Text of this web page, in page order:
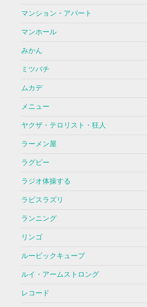
マンション・アパート
マンホール
みかん
ミツバチ
ムカデ
メニュー
ヤクザ・テロリスト・狂人
ラーメン屋
ラグビー
ラジオ体操する
ラピスラズリ
ランニング
リンゴ
ルービックキューブ
ルイ・アームストロング
レコード